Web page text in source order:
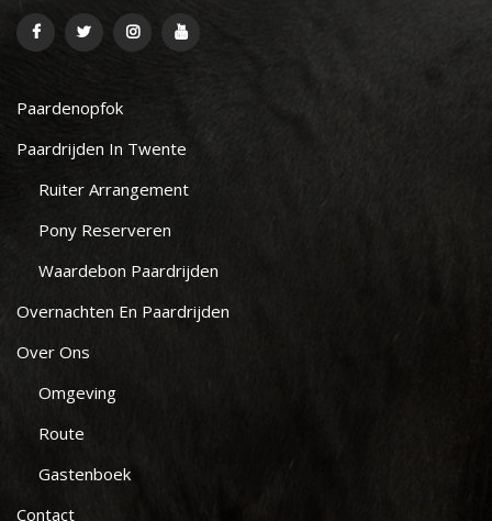
Paardenopfok
Paardrijden In Twente
Ruiter Arrangement
Pony Reserveren
Waardebon Paardrijden
Overnachten En Paardrijden
Over Ons
Omgeving
Route
Gastenboek
Contact